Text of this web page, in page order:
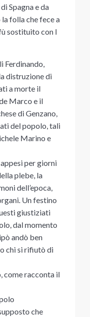
Spagna e da
folla che fece a
sostituito con l
Ferdinando,
distruzione di
a morte il
Marco e il
di Genzano,
del popolo, tali
Marino e
per giorni
plebe, la
dell’epoca,
Un festino
giustiziati
dal momento
andò ben
chi si rifiutò di
come racconta il
che